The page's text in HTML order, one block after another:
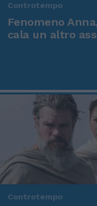
Controtempo
Fenomeno
cala un altro
Controtempo